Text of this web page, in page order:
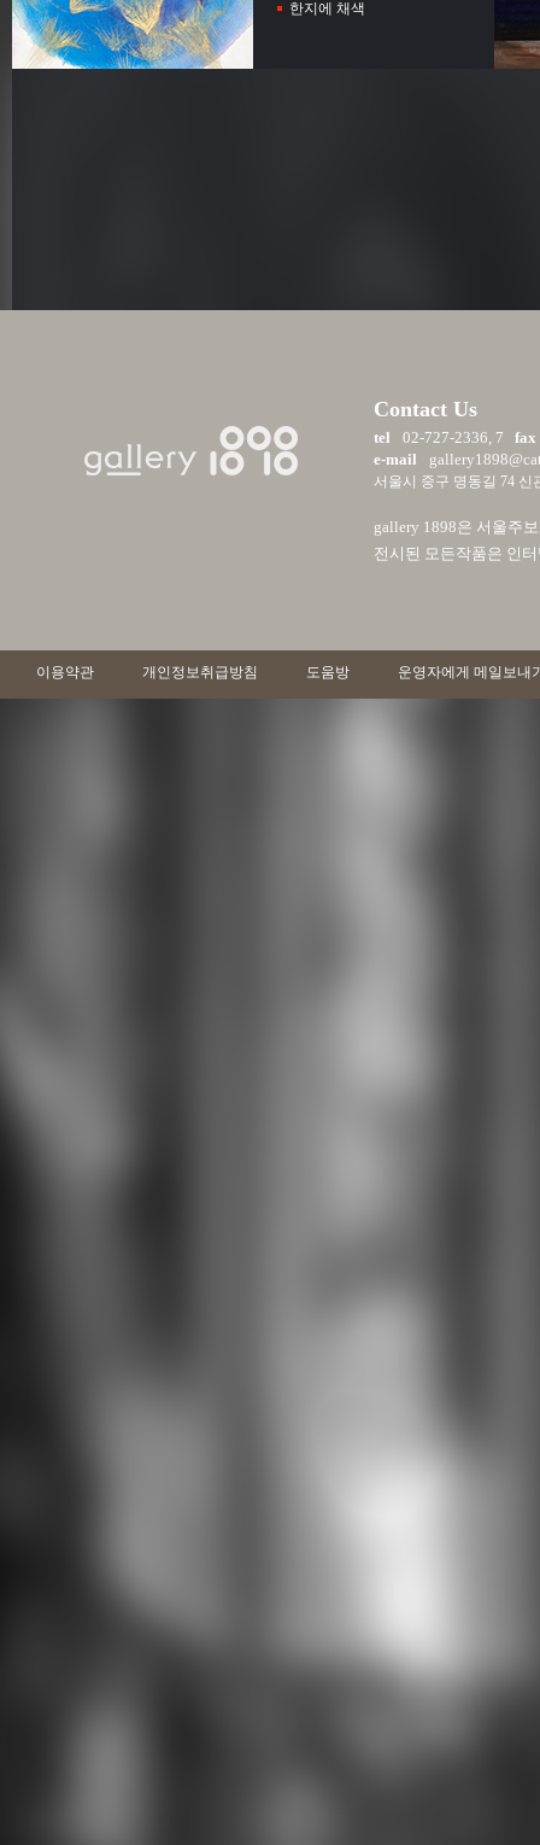
한지에 채색
Contact Us
tel 02-727-2336, 7 fax
e-mail
서울시 중구 명동길 74 신
gallery 1898은 서울주
전시된 모든작품은 인
이용약관 개인정보취급방침 도움방 운영자에게 메일보내